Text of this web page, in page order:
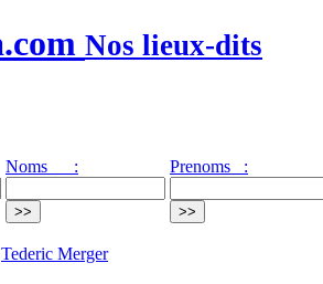
Nos lieux-dits
Noms : Prenoms :
Tederic Merger